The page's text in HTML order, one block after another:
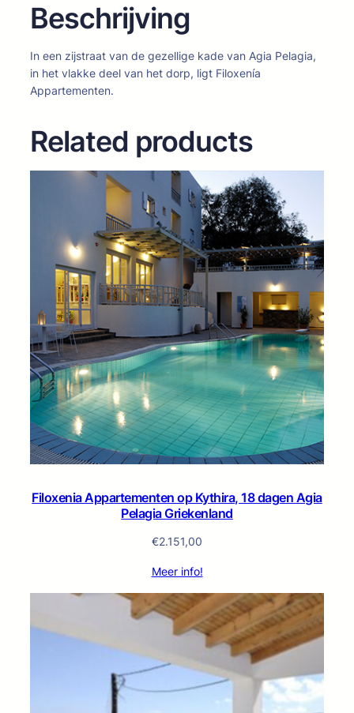
Beschrijving
In een zijstraat van de gezellige kade van Agia Pelagia,
in het vlakke deel van het dorp, ligt Filoxenía
Appartementen.
Related products
Filoxenia Appartementen op Kythira, 18 dagen Agia
Pelagia Griekenland
€2.151,00
Meer info!